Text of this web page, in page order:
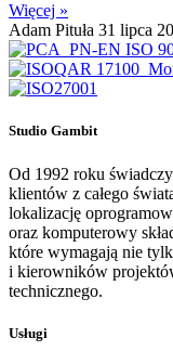
Więcej »
Adam Pituła 31 lipca
Studio Gambit
Od 1992 roku
klientów z całego
lokalizację
oraz komputerowy
które wymagają nie
i kierowników
technicznego.
Usługi